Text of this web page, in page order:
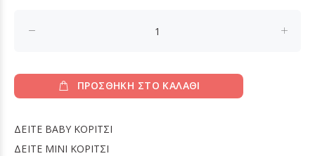
ΠΡΟΣΘΗΚΗ ΣΤΟ ΚΑΛΑΘΙ
ΔΕΙΤΕ BABY ΚΟΡΙΤΣΙ
ΔΕΙΤΕ MINI ΚΟΡΙΤΣΙ